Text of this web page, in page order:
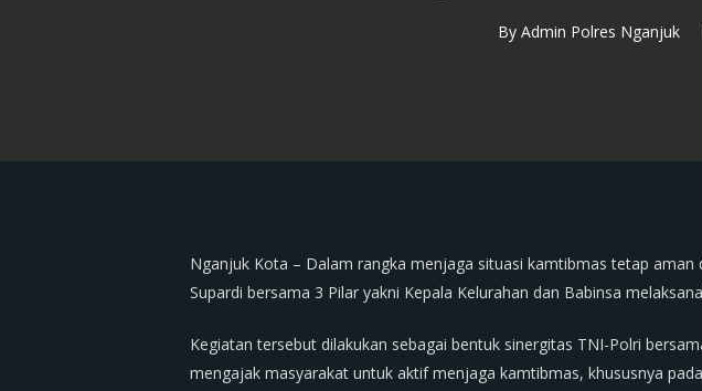
By Admin Polres Nganjuk
Nganjuk Kota – Dalam rangka menjaga situasi kamtibmas tetap
Supardi bersama 3 Pilar yakni Kepala Kelurahan dan Babinsa
Kegiatan tersebut dilakukan sebagai bentuk sinergitas TNI-Polri
mengajak masyarakat untuk aktif menjaga kamtibmas, khususnya